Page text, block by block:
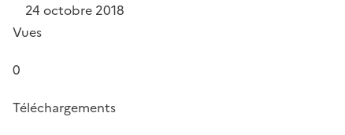
24 octobre 2018
Vues
0
Téléchargements